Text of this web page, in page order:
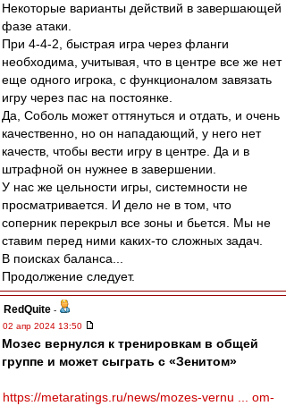
Некоторые варианты действий в завершающей
фазе атаки.
При 4-4-2, быстрая игра через фланги
необходима, учитывая, что в центре все же нет
еще одного игрока, с функционалом завязать
игру через пас на постоянке.
Да, Соболь может оттянуться и отдать, и очень
качественно, но он нападающий, у него нет
качеств, чтобы вести игру в центре. Да и в
штрафной он нужнее в завершении.
У нас же цельности игры, системности не
просматривается. И дело не в том, что
соперник перекрыл все зоны и бьется. Мы не
ставим перед ними каких-то сложных задач.
В поисках баланса...
Продолжение следует.
RedQuite -
02 апр 2024 13:50
Мозес вернулся к тренировкам в общей
группе и может сыграть с «Зенитом»
https://metaratings.ru/news/mozes-vernu ... om-